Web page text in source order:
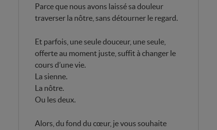
Parce que nous avons laissé sa douleur
traverser la nôtre, sans détourner le regard.
Et parfois, une seule douceur, une seule,
offerte au moment juste, suffit à changer le
cours d’une vie.
La sienne.
La nôtre.
Ou les deux.
Alors, du fond du cœur, je vous souhaite